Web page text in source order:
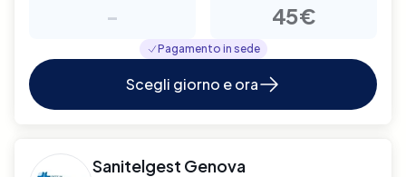
- 45€
Pagamento in sede
Scegli giorno e ora
Sanitelgest Genova